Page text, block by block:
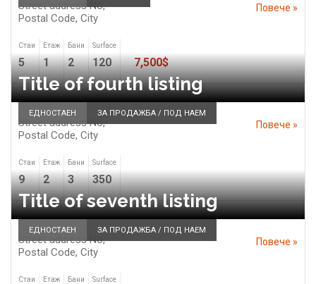
Street address No,
Postal Code, City
Повече »
Стаи
5
Етаж
1
Бани
2
Surface
120 7,500$
ЕДНОСТАЕН ЗА ПРОДАЖБА / ПОД НАЕМ
Title of fourth listing
Street address No,
Postal Code, City
Повече »
Стаи
9
Етаж
2
Бани
3
Surface
350
ЕДНОСТАЕН ЗА ПРОДАЖБА / ПОД НАЕМ
Title of seventh listing
Street address No,
Postal Code, City
Повече »
Стаи Етаж Бани Surface